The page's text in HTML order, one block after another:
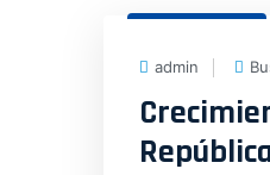
admin